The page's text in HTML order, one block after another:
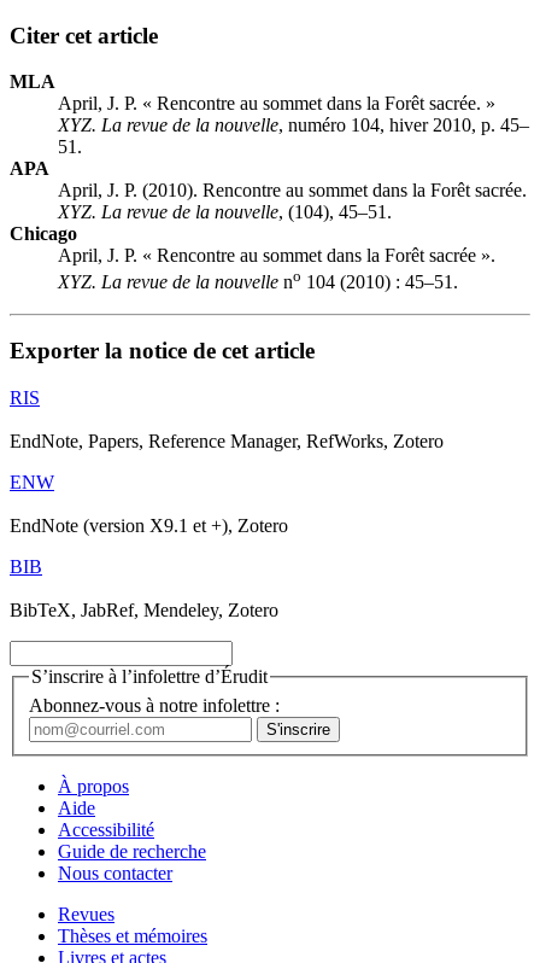
Citer cet article
MLA
April, J. P. « Rencontre au sommet dans la Forêt sacrée. »
XYZ. La revue de la nouvelle, numéro 104, hiver 2010, p. 45–
51.
APA
April, J. P. (2010). Rencontre au sommet dans la Forêt sacrée.
XYZ. La revue de la nouvelle, (104), 45–51.
Chicago
April, J. P. « Rencontre au sommet dans la Forêt sacrée ».
XYZ. La revue de la nouvelle no 104 (2010) : 45–51.
Exporter la notice de cet article
RIS
EndNote, Papers, Reference Manager, RefWorks, Zotero
ENW
EndNote (version X9.1 et +), Zotero
BIB
BibTeX, JabRef, Mendeley, Zotero
S’inscrire à l’infolettre d’Érudit
Abonnez-vous à notre infolettre :
À propos
Aide
Accessibilité
Guide de recherche
Nous contacter
Revues
Thèses et mémoires
Livres et actes